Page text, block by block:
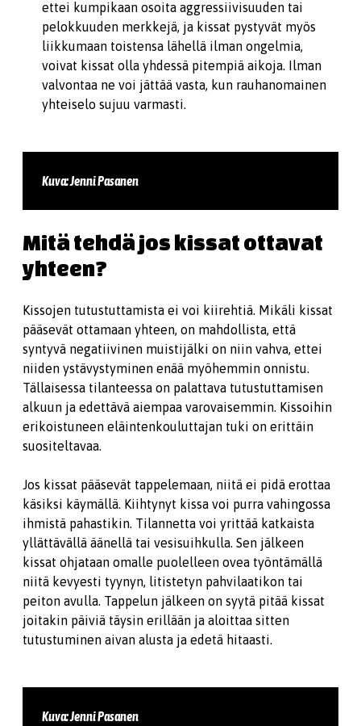
ettei kumpikaan osoita aggressiivisuuden tai
pelokkuuden merkkejä, ja kissat pystyvät myös
liikkumaan toistensa lähellä ilman ongelmia,
voivat kissat olla yhdessä pitempiä aikoja. Ilman
valvontaa ne voi jättää vasta, kun rauhanomainen
yhteiselo sujuu varmasti.
Kuva: Jenni Pasanen
Mitä tehdä jos kissat ottavat
yhteen?
Kissojen tutustuttamista ei voi kiirehtiä. Mikäli kissat
pääsevät ottamaan yhteen, on mahdollista, että
syntyvä negatiivinen muistijälki on niin vahva, ettei
niiden ystävystyminen enää myöhemmin onnistu.
Tällaisessa tilanteessa on palattava tutustuttamisen
alkuun ja edettävä aiempaa varovaisemmin. Kissoihin
erikoistuneen eläintenkouluttajan tuki on erittäin
suositeltavaa.
Jos kissat pääsevät tappelemaan, niitä ei pidä erottaa
käsiksi käymällä. Kiihtynyt kissa voi purra vahingossa
ihmistä pahastikin. Tilannetta voi yrittää katkaista
yllättävällä äänellä tai vesisuihkulla. Sen jälkeen
kissat ohjataan omalle puolelleen ovea työntämällä
niitä kevyesti tyynyn, litistetyn pahvilaatikon tai
peiton avulla. Tappelun jälkeen on syytä pitää kissat
joitakin päiviä täysin erillään ja aloittaa sitten
tutustuminen aivan alusta ja edetä hitaasti.
Kuva: Jenni Pasanen